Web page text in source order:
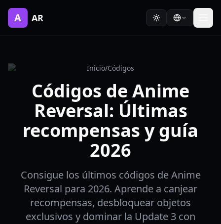
A AR
Inicio/Códigos
Códigos de Anime
Reversal: Últimas
recompensas y guía
2026
Consigue los últimos códigos de Anime
Reversal para 2026. Aprende a canjear
recompensas, desbloquear objetos
exclusivos y dominar la Update 3 con